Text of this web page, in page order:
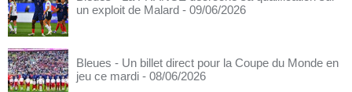
un exploit de Malard - 09/06/2026
Bleues - Un billet direct pour la Coupe du Monde en
jeu ce mardi - 08/06/2026